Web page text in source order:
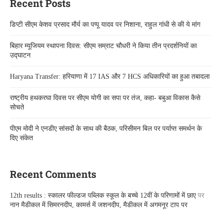
Recent Posts
डिप्टी सीएम केशव प्रसाद मौर्य का पप्पू यादव पर निशाना, राहुल गांधी से की ये मांग
बिहार म्यूजियम स्थापना दिवस: सीएम सम्राट चौधरी ने किया तीन प्रदर्शनियों का
उद्घाटन
Haryana Transfer: हरियाणा में 17 IAS और 7 HCS अधिकारियों का हुआ तबादला
राष्ट्रीय हथकरघा दिवस पर सीएम योगी का सपा पर तंज, कहा- बबुआ विकास कैसे
सोचते
पीएम मोदी ने एनडीए सांसदों के साथ की बैठक, परिसीमन बिल पर पर्याप्त समर्थन के
दिए संकेत
Recent Comments
12th results : स्कालर फील्डज पब्लिक स्कूल के बच्चे 12वीं के परिणामों में छाएपर
नान मैडीकल में सिमरनदीप, कामर्स में जशनदीप, मैडीकल में अगमनूर टाप पर